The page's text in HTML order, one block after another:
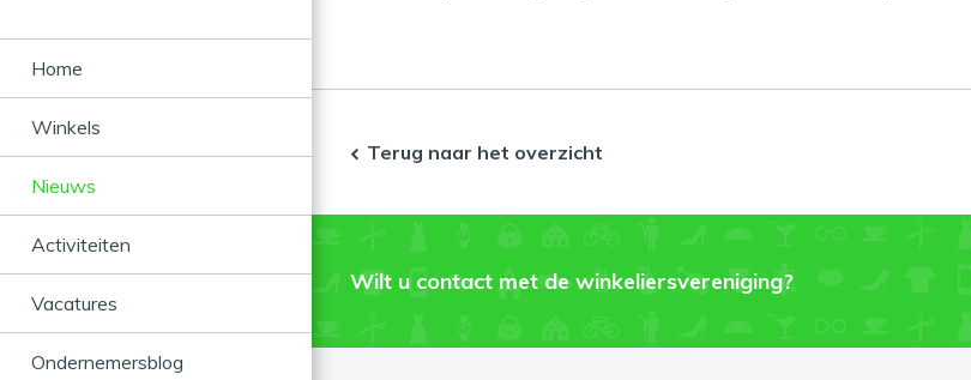
Home
Winkels
Nieuws
Activiteiten
Vacatures
Ondernemersblog
Terug naar het overzicht
Wilt u contact met de winkeliersvereniging?